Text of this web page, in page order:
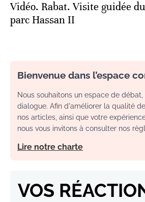
Vidéo. Rabat. Visite guidée
parc Hassan II
Bienvenue dans l’espace
Nous souhaitons un espace de débat,
dialogue. Afin d'améliorer la qualité
nos articles, ainsi que votre
nous vous invitons à consulter nos
Lire notre charte
VOS